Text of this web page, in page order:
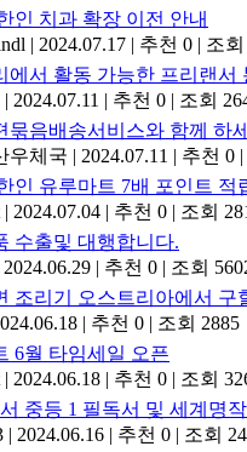
인 치과 확장 이전 안내
| 2024.07.17 | 추천 0 | 조회
에서 활동 가능한 프리랜서
| 2024.07.11 | 추천 0 | 조회
묶음배송서비스와 함께 하
우체국 | 2024.07.11 | 추천 0 |
인 유루마트 7배 포인트 적
| 2024.07.04 | 추천 0 | 조회
수출및 대행합니다.
2024.06.29 | 추천 0 | 조회
조리기 오스트리아에서 구
| 추천 0 | 조회 2885
6월 타임세일 오픈
| 2024.06.18 | 추천 0 | 조회
중등 1 필독서 및 세계명
| 2024.06.16 | 추천 0 | 조회